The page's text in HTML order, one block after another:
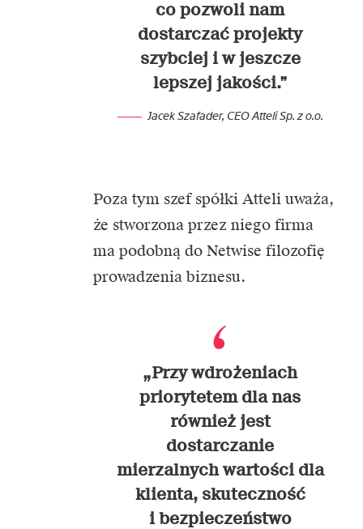
co pozwoli nam
dostarczać projekty
szybciej i w jeszcze
lepszej jakości.”
Jacek Szafader, CEO Atteli Sp. z o.o.
Poza tym szef spółki Atteli uważa,
że stworzona przez niego firma
ma podobną do Netwise filozofię
prowadzenia biznesu.
„Przy wdrożeniach
priorytetem dla nas
również jest
dostarczanie
mierzalnych wartości dla
klienta, skuteczność
i bezpieczeństwo